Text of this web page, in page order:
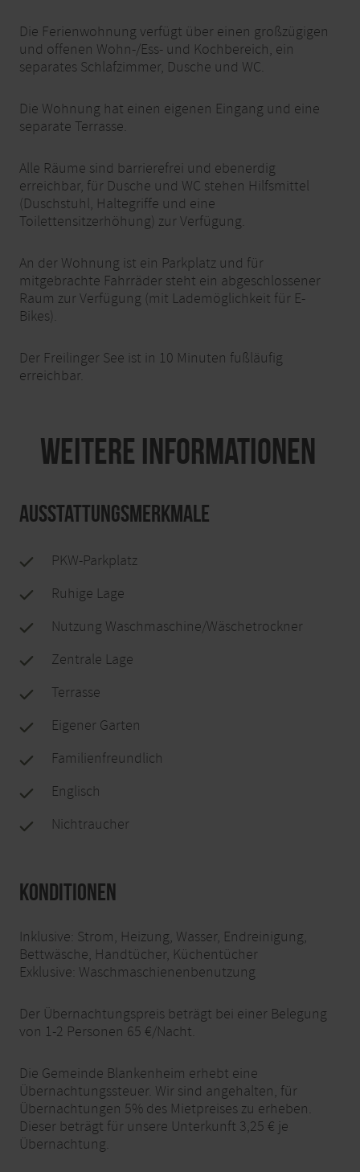
Die Ferienwohnung verfügt über einen großzügigen
und offenen Wohn-/Ess- und Kochbereich, ein
separates Schlafzimmer, Dusche und WC.
Die Wohnung hat einen eigenen Eingang und eine
separate Terrasse.
Alle Räume sind barrierefrei und ebenerdig
erreichbar, für Dusche und WC stehen Hilfsmittel
(Duschstuhl, Haltegriffe und eine
Toilettensitzerhöhung) zur Verfügung.
An der Wohnung ist ein Parkplatz und für
mitgebrachte Fahrräder steht ein abgeschlossener
Raum zur Verfügung (mit Lademöglichkeit für E-
Bikes).
Der Freilinger See ist in 10 Minuten fußläufig
erreichbar.
Weitere Informationen
Ausstattungsmerkmale
PKW-Parkplatz
Ruhige Lage
Nutzung Waschmaschine/Wäschetrockner
Zentrale Lage
Terrasse
Eigener Garten
Familienfreundlich
Englisch
Nichtraucher
Konditionen
Inklusive: Strom, Heizung, Wasser, Endreinigung,
Bettwäsche, Handtücher, Küchentücher
Exklusive: Waschmaschienenbenutzung
Der Übernachtungspreis beträgt bei einer Belegung
von 1-2 Personen 65 €/Nacht.
Die Gemeinde Blankenheim erhebt eine
Übernachtungssteuer. Wir sind angehalten, für
Übernachtungen 5% des Mietpreises zu erheben.
Dieser beträgt für unsere Unterkunft 3,25 € je
Übernachtung.